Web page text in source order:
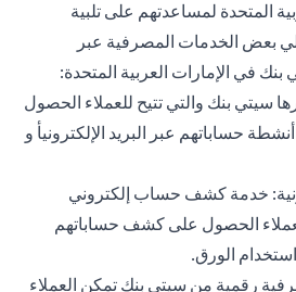
المتحدة لمساعدتهم على تلبية
يلي بعض الخدمات المصرفية عبر
بنك في الإمارات العربية المتحدة:
سيتي بنك والتي تتيح للعملاء الحصول
حساباتهم عبر البريد الإلكترونيأ و
خدمة كشف حساب إلكتروني
الحصول على كشف حساباتهم
الورق.
رقمية من سيتي بنك تمكن العملاء